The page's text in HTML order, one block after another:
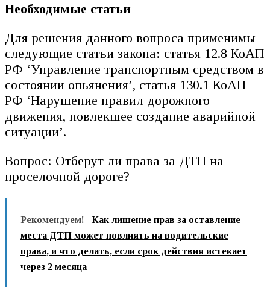
Необходимые статьи
Для решения данного вопроса применимы
следующие статьи закона: статья 12.8 КоАП
РФ ‘Управление транспортным средством в
состоянии опьянения’, статья 130.1 КоАП
РФ ‘Нарушение правил дорожного
движения, повлекшее создание аварийной
ситуации’.
Вопрос: Отберут ли права за ДТП на
проселочной дороге?
Рекомендуем!
Как лишение прав за оставление
места ДТП может повлиять на водительские
права, и что делать, если срок действия истекает
через 2 месяца